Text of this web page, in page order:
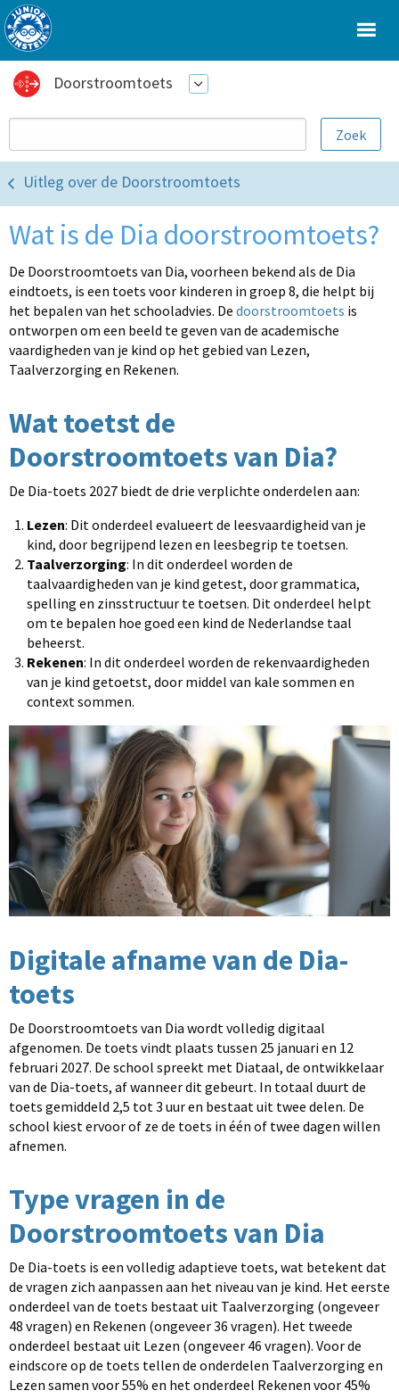
Doorstroomtoets
Uitleg over de Doorstroomtoets
Wat is de Dia doorstroomtoets?
De Doorstroomtoets van Dia, voorheen bekend als de Dia
eindtoets, is een toets voor kinderen in groep 8, die helpt bij
het bepalen van het schooladvies. De doorstroomtoets is
ontworpen om een beeld te geven van de academische
vaardigheden van je kind op het gebied van Lezen,
Taalverzorging en Rekenen.
Wat toetst de
Doorstroomtoets van Dia?
De Dia-toets 2027 biedt de drie verplichte onderdelen aan:
Lezen: Dit onderdeel evalueert de leesvaardigheid van je
kind, door begrijpend lezen en leesbegrip te toetsen.
Taalverzorging: In dit onderdeel worden de
taalvaardigheden van je kind getest, door grammatica,
spelling en zinsstructuur te toetsen. Dit onderdeel helpt
om te bepalen hoe goed een kind de Nederlandse taal
beheerst.
Rekenen: In dit onderdeel worden de rekenvaardigheden
van je kind getoetst, door middel van kale sommen en
context sommen.
Digitale afname van de Dia-
toets
De Doorstroomtoets van Dia wordt volledig digitaal
afgenomen. De toets vindt plaats tussen 25 januari en 12
februari 2027. De school spreekt met Diataal, de ontwikkelaar
van de Dia-toets, af wanneer dit gebeurt. In totaal duurt de
toets gemiddeld 2,5 tot 3 uur en bestaat uit twee delen. De
school kiest ervoor of ze de toets in één of twee dagen willen
afnemen.
Type vragen in de
Doorstroomtoets van Dia
De Dia-toets is een volledig adaptieve toets, wat betekent dat
de vragen zich aanpassen aan het niveau van je kind. Het eerste
onderdeel van de toets bestaat uit Taalverzorging (ongeveer
48 vragen) en Rekenen (ongeveer 36 vragen). Het tweede
onderdeel bestaat uit Lezen (ongeveer 46 vragen). Voor de
eindscore op de toets tellen de onderdelen Taalverzorging en
Lezen samen voor 55% en het onderdeel Rekenen voor 45%